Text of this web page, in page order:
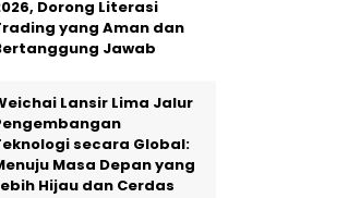
Dorong Literasi
yang Aman dan
Jawab
Lansir Lima Jalur
secara Global:
Masa Depan yang
Hijau dan Cerdas